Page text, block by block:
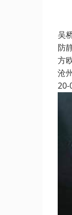
吴
防
方
沧
20-